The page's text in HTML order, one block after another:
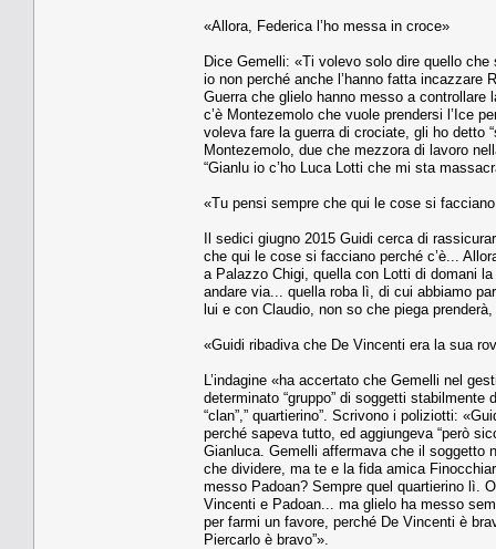
«Allora, Federica l’ho messa in croce»
Dice Gemelli: «Ti volevo solo dire quello
io non perché anche l’hanno fatta incazzare
Guerra che glielo hanno messo a controllare
c’è Montezemolo che vuole prendersi l’Ice
voleva fare la guerra di crociate, gli ho detto
Montezemolo, due che mezzora di lavoro
“Gianlu io c’ho Luca Lotti che mi sta
«Tu pensi sempre che qui le cose si
Il sedici giugno 2015 Guidi cerca di
che qui le cose si facciano perché c’è...
a Palazzo Chigi, quella con Lotti di domani
andare via... quella roba lì, di cui abbiamo
lui e con Claudio, non so che piega
«Guidi ribadiva che De Vincenti era la sua
L’indagine «ha accertato che Gemelli nel
determinato “gruppo” di soggetti stabilmente
“clan”,” quartierino”. Scrivono i poliziotti:
perché sapeva tutto, ed aggiungeva “però
Gianluca. Gemelli affermava che il soggetto
che dividere, ma te e la fida amica
messo Padoan? Sempre quel quartierino lì.
Vincenti e Padoan... ma glielo ha messo
per farmi un favore, perché De Vincenti è
Piercarlo è bravo”».